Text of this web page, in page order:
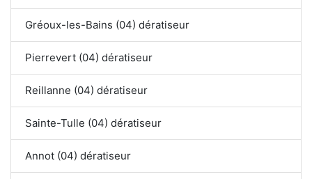
Gréoux-les-Bains (04) dératiseur
Pierrevert (04) dératiseur
Reillanne (04) dératiseur
Sainte-Tulle (04) dératiseur
Annot (04) dératiseur